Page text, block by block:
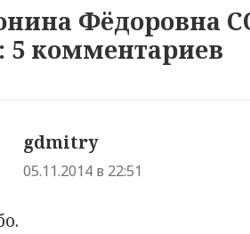
Фёдоровна
5 комментариев
gdmitry
05.11.2014 в 22:51